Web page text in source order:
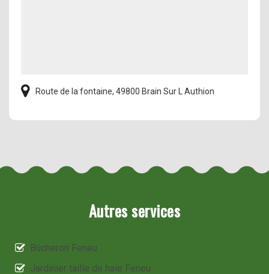
Route de la fontaine, 49800 Brain Sur L Authion
Autres services
Bûcheron Feneu
Jardinier taille de haie Feneu